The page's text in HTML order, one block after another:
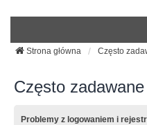
Strona główna Często
Często
Problemy z logowaniem i